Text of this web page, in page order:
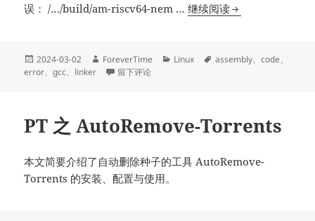
误： /…/build/am-riscv64-nem …继续阅读解
Linker
to
错
发
布
2024-03-02
作
者
ForeverTime
分
Linux
标
assembly、code、
error、gcc、 linker 于解决 GCC Linker 的 relocation truncated to fit 错
留下评论
PT 之 AutoRemove-Torrents
本文简要介绍了自动删除种子的工具 AutoRemove-
Torrents 的安装、配置与使用。